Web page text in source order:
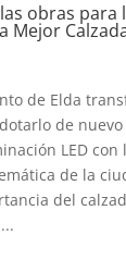
obras para
Mejor
de Elda
de
LED
de la
del